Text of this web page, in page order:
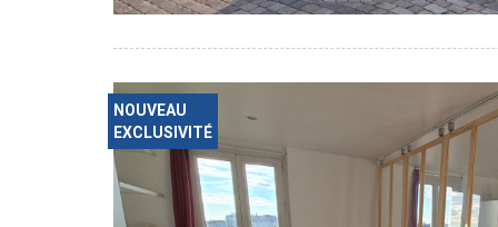
NOUVEAU
EXCLUSIVITÉ